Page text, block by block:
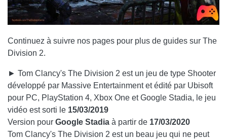
Continuez à suivre nos pages pour plus de guides sur The
Division 2.
► Tom Clancy's The Division 2 est un jeu de type Shooter
développé par Massive Entertainment et édité par Ubisoft
pour PC, PlayStation 4, Xbox One et Google Stadia, le jeu
vidéo est sorti le 15/03/2019
Version pour Google Stadia à partir de 17/03/2020
Tom Clancy's The Division 2 est un beau jeu qui ne peut